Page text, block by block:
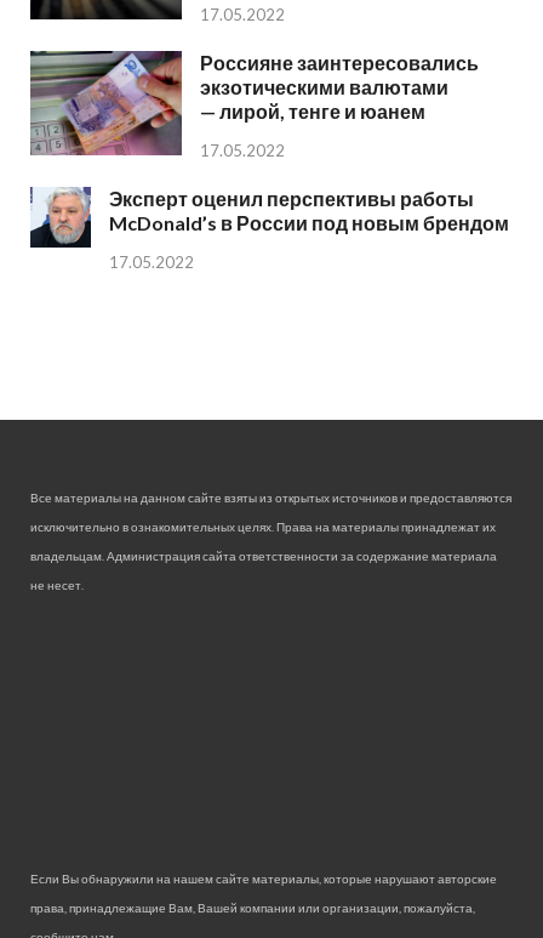
17.05.2022
Россияне заинтересовались
экзотическими валютами
— лирой, тенге и юанем
17.05.2022
Эксперт оценил перспективы работы
McDonald’s в России под новым брендом
17.05.2022
Все материалы на данном сайте взяты из открытых источников и предоставляются
исключительно в ознакомительных целях. Права на материалы принадлежат их
владельцам. Администрация сайта ответственности за содержание материала
не несет.
Если Вы обнаружили на нашем сайте материалы, которые нарушают авторские
права, принадлежащие Вам, Вашей компании или организации, пожалуйста,